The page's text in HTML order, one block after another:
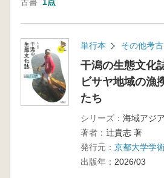
単行本 その他考古
干潟の生態文化
ビサヤ地域の漁
たち
シリーズ： 海域アジ
著者： 辻貴志 著
発行元： 京都大学学
出版年： 2026/03